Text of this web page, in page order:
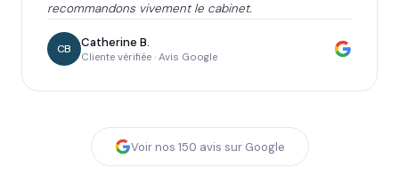
recommandons vivement le cabinet.
CB Catherine B.
Cliente vérifiée · Avis Google
Voir nos 150 avis sur Google